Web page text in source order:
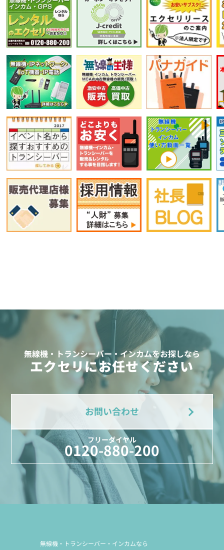
無線機・トランシーバー・インカムをお探しなら
エクセリにお任せください
お問い合わせ
フリーダイヤル
0120-880-200
無線機・トランシーバー・インカムなら